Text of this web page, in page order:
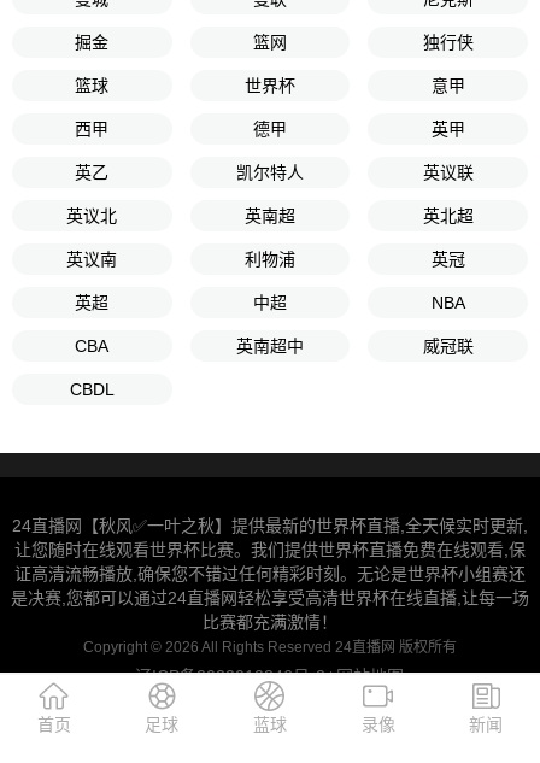
掘金 篮网 独行侠
篮球 世界杯 意甲
西甲 德甲 英甲
英乙 凯尔特人 英议联
英议北 英南超 英北超
英议南 利物浦 英冠
英超 中超 NBA
CBA 英南超中 威冠联
CBDL
24直播网【秋风✅一叶之秋】提供最新的世界杯直播,全天候实时更新,
让您随时在线观看世界杯比赛。我们提供世界杯直播免费在线观看,保
证高清流畅播放,确保您不错过任何精彩时刻。无论是世界杯小组赛还
是决赛,您都可以通过24直播网轻松享受高清世界杯在线直播,让每一场
比赛都充满激情！
Copyright © 2026 All Rights Reserved 24直播网 版权所有
辽ICP备2022010346号-2|网站地图
首页 足球 蓝球 录像 新闻